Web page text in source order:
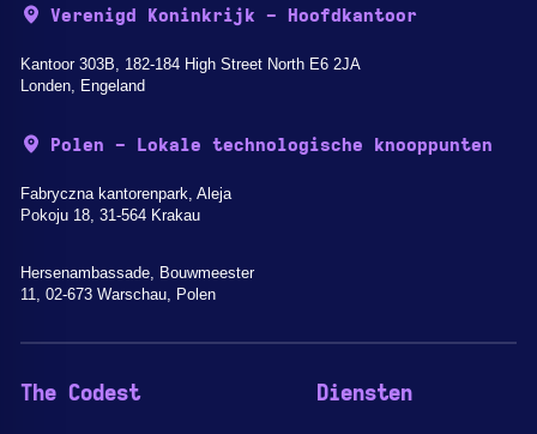
Verenigd Koninkrijk - Hoofdkantoor
Kantoor 303B, 182-184 High Street North E6 2JA
Londen, Engeland
Polen - Lokale technologische knooppunten
Fabryczna kantorenpark, Aleja
Pokoju 18, 31-564 Krakau
Hersenambassade, Bouwmeester
11, 02-673 Warschau, Polen
The Codest Diensten